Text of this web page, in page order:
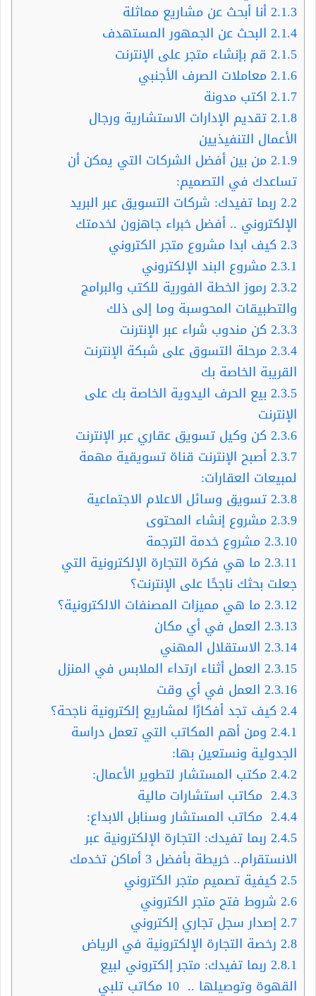
2.1.3أنا أبحث عن مشاريع مماثلة
2.1.4 البحث عن الجمهور المستهدف
2.1.5 قم بإنشاء متجر على الإنترنت
2.1.6معاملات الصرف الأجنبي
2.1.7 اكتب مدونة
2.1.8تقديم الإدارات الاستشارية ورجال
الأعمال التنفيذيين
2.1.9من بين أفضل الشركات التي يمكن أن
تساعدك في التصميم:
2.2 ربما تفيدك: شركات التسويق عبر البريد
الإلكتروني .. أفضل خبراء جاهزون لخدمتك
2.3 كيف ابدا مشروع متجر الكتروني
2.3.1مشروع البند الإلكتروني
2.3.2 رموز الخطة الفورية للكتب والبرامج
والتطبيقات المحوسبة وما إلى ذلك
2.3.3 كن مندوب شراء عبر الإنترنت
2.3.4مرحلة التسوق على شبكة الإنترنت
القريبة الخاصة بك
2.3.5 بيع الحرف اليدوية الخاصة بك على
الإنترنت
2.3.6 كن وكيل تسويق عقاري عبر الإنترنت
2.3.7أصبح الإنترنت قناة تسويقية مهمة
لمبيعات العقارات:
2.3.8تسويق وسائل الاعلام الاجتماعية
2.3.9مشروع إنشاء المحتوى
2.3.10مشروع خدمة الترجمة
2.3.11ما هي فكرة التجارة الإلكترونية التي
جعلت بحثك ناجحًا على الإنترنت؟
2.3.12ما هي مميزات المصنفات الالكترونية؟
2.3.13 العمل في أي مكان
2.3.14 الاستقلال المهني
2.3.15 العمل أثناء ارتداء الملابس في المنزل
2.3.16 العمل في أي وقت
2.4 كيف تجد أفكارًا لمشاريع إلكترونية ناجحة؟
2.4.1 ومن أهم المكاتب التي تعمل دراسة
الجدولية ونستعين بها:
2.4.2مكتب المستشار لتطوير الأعمال:
2.4.3 مكاتب استشارات مالية
2.4.4 مكاتب المستشار وسنابل الابداع:
2.4.5 ربما تفيدك: التجارة الإلكترونية عبر
الانستقرام.. خريطة بأفضل 3 أماكن تخدمك
2.5 كيفية تصميم متجر الكتروني
2.6 شروط فتح متجر الكتروني
2.7 إصدار سجل تجاري إلكتروني
2.8 رخصة التجارة الإلكترونية في الرياض
2.8.1 ربما تفيدك: متجر إلكتروني لبيع
القهوة وتوصيلها .. 10 مكاتب تلبي